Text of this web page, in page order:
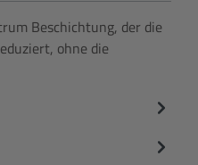
Beschichtung, der die
ohne die